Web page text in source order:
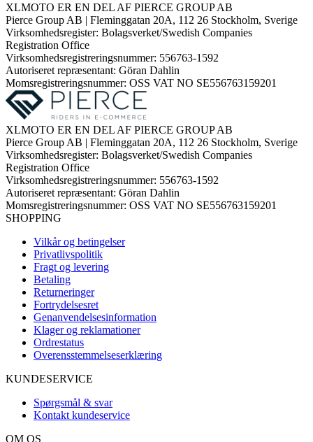
XLMOTO ER EN DEL AF PIERCE GROUP AB
Pierce Group AB | Fleminggatan 20A, 112 26 Stockholm, Sverige
Virksomhedsregister: Bolagsverket/Swedish Companies
Registration Office
Virksomhedsregistreringsnummer: 556763-1592
Autoriseret repræsentant: Göran Dahlin
Momsregistreringsnummer: OSS VAT NO SE556763159201
XLMOTO ER EN DEL AF PIERCE GROUP AB
Pierce Group AB | Fleminggatan 20A, 112 26 Stockholm, Sverige
Virksomhedsregister: Bolagsverket/Swedish Companies
Registration Office
Virksomhedsregistreringsnummer: 556763-1592
Autoriseret repræsentant: Göran Dahlin
Momsregistreringsnummer: OSS VAT NO SE556763159201
SHOPPING
Vilkår og betingelser
Privatlivspolitik
Fragt og levering
Betaling
Returneringer
Fortrydelsesret
Genanvendelsesinformation
Klager og reklamationer
Ordrestatus
Overensstemmelseserklæring
KUNDESERVICE
Spørgsmål & svar
Kontakt kundeservice
OM OS